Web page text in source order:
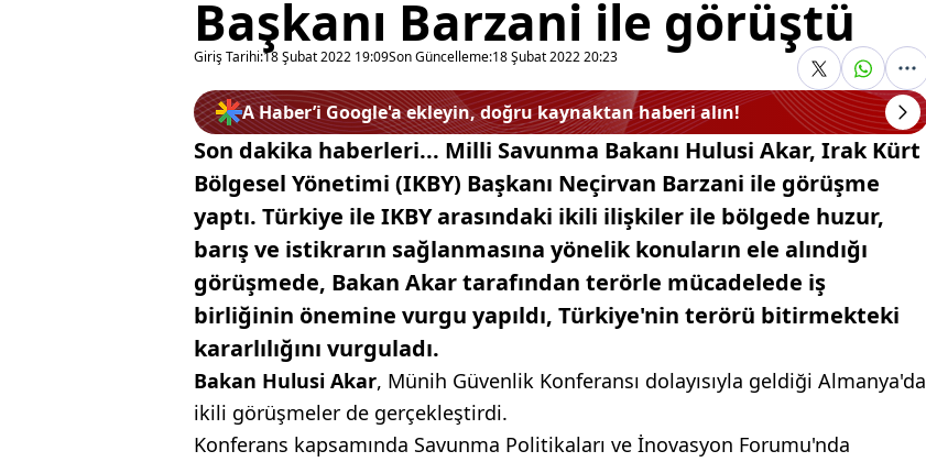
Başkanı Barzani ile görüştü
Giriş Tarihi:18 Şubat 2022 19:09Son Güncelleme:18 Şubat 2022 20:23
A Haber’i Google'a ekleyin, doğru kaynaktan haberi alın!
Son dakika haberleri... Milli Savunma Bakanı Hulusi Akar, Irak Kürt
Bölgesel Yönetimi (IKBY) Başkanı Neçirvan Barzani ile görüşme
yaptı. Türkiye ile IKBY arasındaki ikili ilişkiler ile bölgede huzur,
barış ve istikrarın sağlanmasına yönelik konuların ele alındığı
görüşmede, Bakan Akar tarafından terörle mücadelede iş
birliğinin önemine vurgu yapıldı, Türkiye'nin terörü bitirmekteki
kararlılığını vurguladı.
Bakan Hulusi Akar, Münih Güvenlik Konferansı dolayısıyla geldiği Almanya'da
ikili görüşmeler de gerçekleştirdi.
Konferans kapsamında Savunma Politikaları ve İnovasyon Forumu'nda